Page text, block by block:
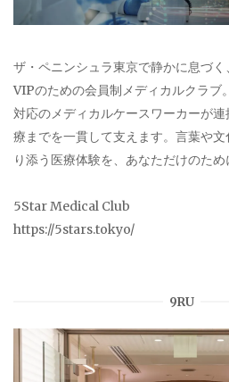
ザ・ペニンシュラ東京で静かに息づ
VIPのための会員制メディカルクラブ
対応のメディカルケースワーカーが
療までを一貫して支えます。言葉や
り添う医療体験を、あなただけのため
5Star Medical Club
https://5stars.tokyo/
9RU